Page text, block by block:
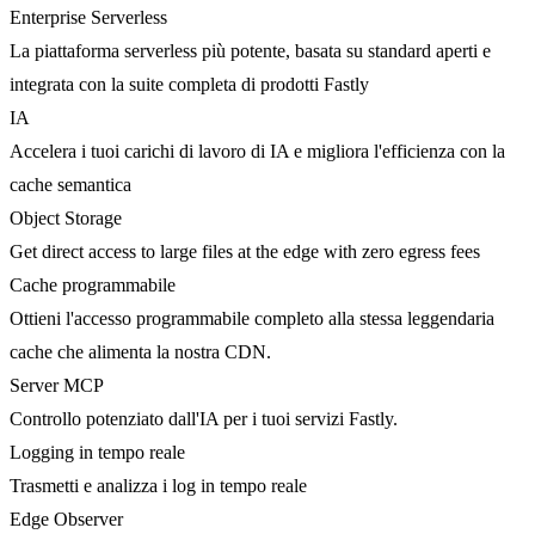
Enterprise Serverless
La piattaforma serverless più potente, basata su standard aperti e
integrata con la suite completa di prodotti Fastly
IA
Accelera i tuoi carichi di lavoro di IA e migliora l'efficienza con la
cache semantica
Object Storage
Get direct access to large files at the edge with zero egress fees
Cache programmabile
Ottieni l'accesso programmabile completo alla stessa leggendaria
cache che alimenta la nostra CDN.
Server MCP
Controllo potenziato dall'IA per i tuoi servizi Fastly.
Logging in tempo reale
Trasmetti e analizza i log in tempo reale
Edge Observer